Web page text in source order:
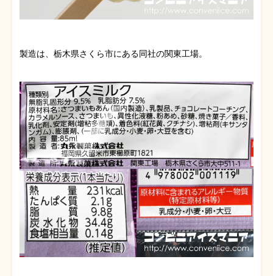
製造は、栃木県さくら市にある同社の関東工場。